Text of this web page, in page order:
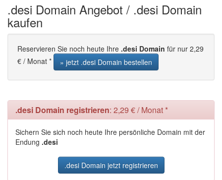
.desi Domain Angebot / .desi Domain
kaufen
Reservieren Sie noch heute Ihre .desi Domain für nur 2,29
€ / Monat *
» jetzt .desi Domain bestellen
.desi Domain registrieren: 2,29 € / Monat *
Sichern Sie sich noch heute Ihre persönliche Domain mit der
Endung .desi
.desi Domain jetzt registrieren